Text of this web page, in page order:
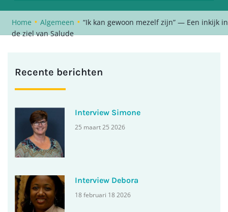
Home • Algemeen • “Ik kan gewoon mezelf zijn” — Een inkijk in
de ziel van Salude
Recente berichten
Interview Simone
25 maart 25 2026
Interview Debora
18 februari 18 2026